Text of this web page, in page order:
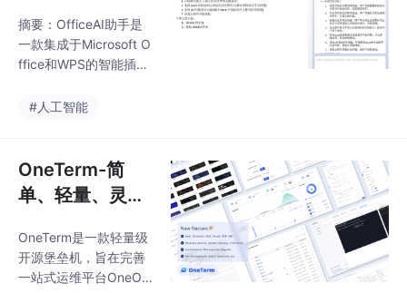
术。
摘要：OfficeAI助手是
一款集成于Microsoft O
ffice和WPS的智能插
成、内容校对润色、公
融入办公软件，简化复
杂流程，显著提升办公
效率。支持一键操作，
求。（下载链接：http
s://xiaodao.lanzout.co
m/b032dh5xza）
#人工智能
OneTerm-简
单、轻量、灵活
OneTerm是一款轻量级
开源堡垒机，旨在完善
一站式运维平台OneOp